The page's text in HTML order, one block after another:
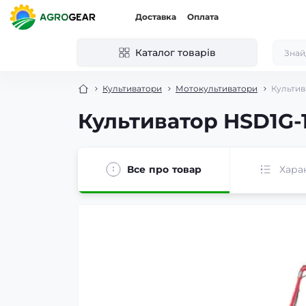
Доставка Оплата
Каталог товарів
Культиватори Мотокультиватори
Культиватор HSD1G-
Все про товар